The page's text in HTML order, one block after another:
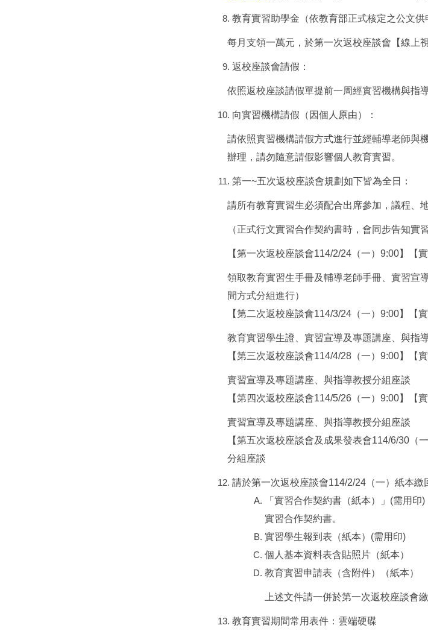
教育實習助學金（依教育部正式核定之公文供
每月支領一萬元，於第一次返校座談會【線上
返校座談會請假：
依照返校座談請假單提前一周經實習機構與指
向實習機構請假（因個人原由）：
請依照實習機構請假方式進行並經輔導老師與
辦理，請勿隨意請假影響個人教育實習。
第一~五次返校座談會規劃如下皆為全日：
請所有教育實習生必須配合出席參加，議程、
（正式行文實習合作契約書時，會同步告知實
【第一次返校座談會114/2/24（一）9:00】【
領取教育實習生手冊及輔導老師手冊、實習宣
間方式分組進行）
【第二次返校座談會114/3/24（一）9:00】【
教育實習學生證、實習宣導及專題講座、與指
【第三次返校座談會114/4/28（一）9:00】【
實習宣導及專題講座、與指導教授分組座談
【第四次返校座談會114/5/26（一）9:00】【
實習宣導及專題講座、與指導教授分組座談
【第五次返校座談會及成果發表會114/6/30
分組座談
請於第一次返校座談會114/2/24（一）紙本繳
「實習合作契約書（紙本）」(需用
實習合作契約書。
實習學生報到表（紙本）(需用印)
個人基本資料表含貼照片（紙本）
教育實習申請表（含附件）
（紙本）
上述文件請一併於第一次返校座談會
教育實習期間常用表件：雲端硬碟